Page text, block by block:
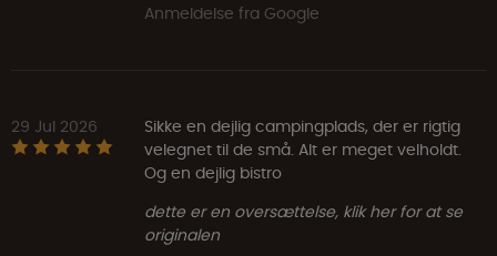
Anmeldelse fra Google
29 Jul 2026
Sikke en dejlig campingplads, der er rigtig
velegnet til de små. Alt er meget velholdt.
Og en dejlig bistro
dette er en oversættelse, klik her for at se
originalen